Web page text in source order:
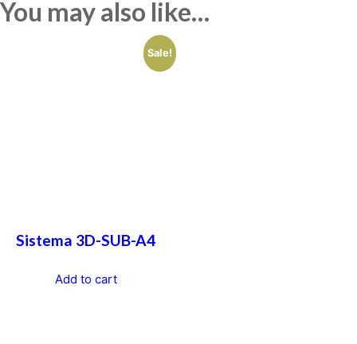
You may also like…
Sale!
Sistema 3D-SUB-A4
Add to cart